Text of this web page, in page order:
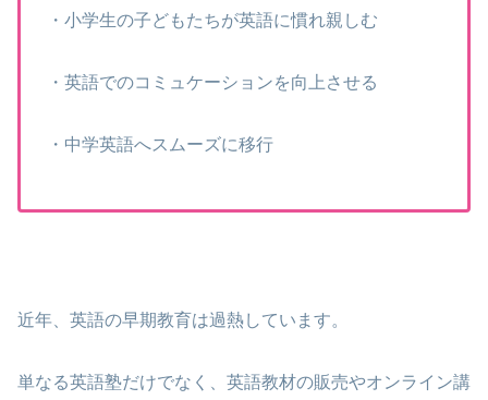
・小学生の子どもたちが英語に慣れ親しむ
・英語でのコミュケーションを向上させる
・中学英語へスムーズに移行
近年、英語の早期教育は過熱しています。
単なる英語塾だけでなく、英語教材の販売やオンライン講